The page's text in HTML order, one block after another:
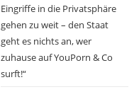
Eingriffe in die Privatsphäre
gehen zu weit – den Staat
geht es nichts an, wer
zuhause auf YouPorn & Co
surft!“